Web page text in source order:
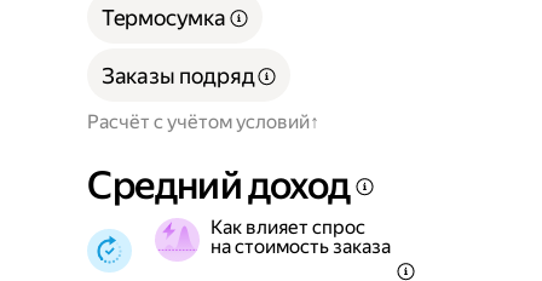
Расчёт с учётом условий
Термосумка
Заказы подряд
Средний доход
Как влияет спрос
на стоимость заказа